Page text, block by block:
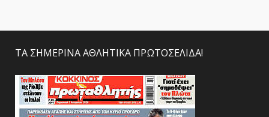
ΤΑ ΣΗΜΕΡΙΝΑ ΑΘΛΗΤΙΚΑ ΠΡΩΤΟΣΕΛΙΔΑ!